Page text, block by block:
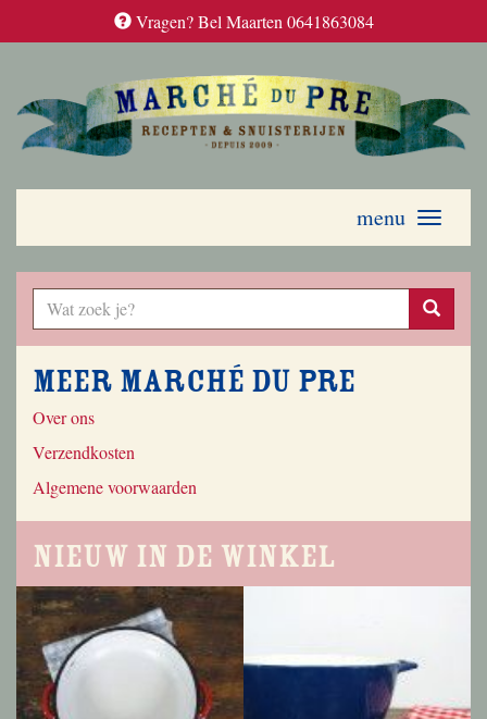
Vragen? Bel Maarten 0641863084
Toggle
menu
Meer Marché du Pre
Over ons
Verzendkosten
Algemene voorwaarden
Nieuw in de winkel